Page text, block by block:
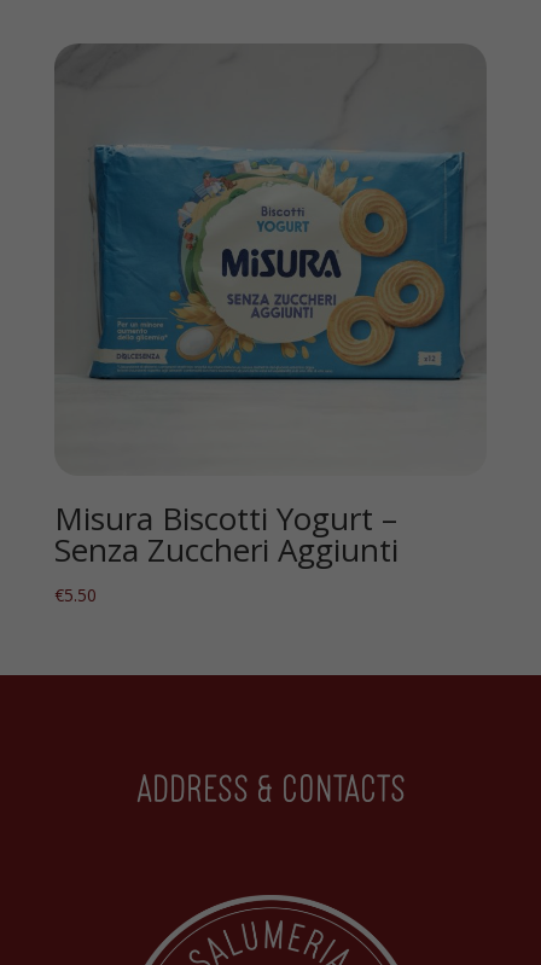
Misura Biscotti Yogurt –
Senza Zuccheri Aggiunti
€5.50
Address & contacts